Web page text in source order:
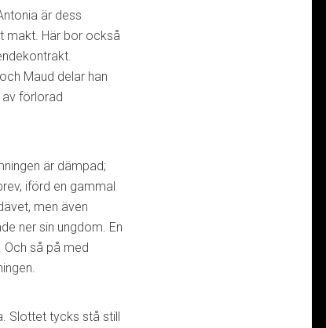
är dess
makt. Här bor också
Maud delar han
av förlorad
är dämpad;
iförd en gammal
men även
ner sin ungdom. En
Och så på med
Slottet tycks stå still